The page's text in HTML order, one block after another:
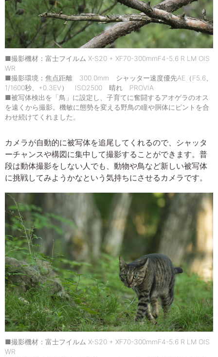
■撮影機材：富士フイルム X-S20 + XF70-300mmF4-5.6 R LM OIS
WR
■撮影環境：焦点距離 300.0mm シャッター速度優先AE（F5.6、
1/1600秒、+0.3EV） ISO2500 晴れ PROVIA
■被写体検出を「鳥」に設定し、子育てに奮闘するアオゲラのオス
を遠くから撮影。機敏に態勢を変える野鳥の瞳や胴体にピントを合
わせ続けてくれました。
カメラが自動的に被写体を追尾してくれるので、シャッタ
ーチャンスや構図に集中して撮影することができます。普
段は動体撮影をしない人でも、動物や鳥など新しい被写体
に挑戦してみようかなという気持ちにさせるカメラです。
■撮影機材：富士フイルム X-S20 + XF70-300mmF4-5.6 R LM OIS
WR